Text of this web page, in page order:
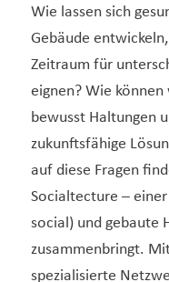
Wie lassen sich
Gebäude
Zeitraum für
eignen? Wie
bewusst Haltungen
zukunftsfähige
auf diese Fragen
Socialtecture –
social) und gebaute
zusammenbringt.
spezialisierte